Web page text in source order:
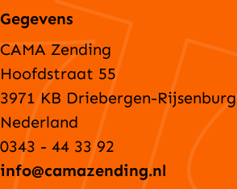
Gegevens
CAMA Zending
Hoofdstraat 55
3971 KB Driebergen-Rijsenburg
Nederland
0343 - 44 33 92
info@camazending.nl